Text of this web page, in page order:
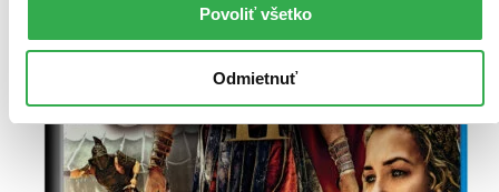
Povoliť všetko
Odmietnuť